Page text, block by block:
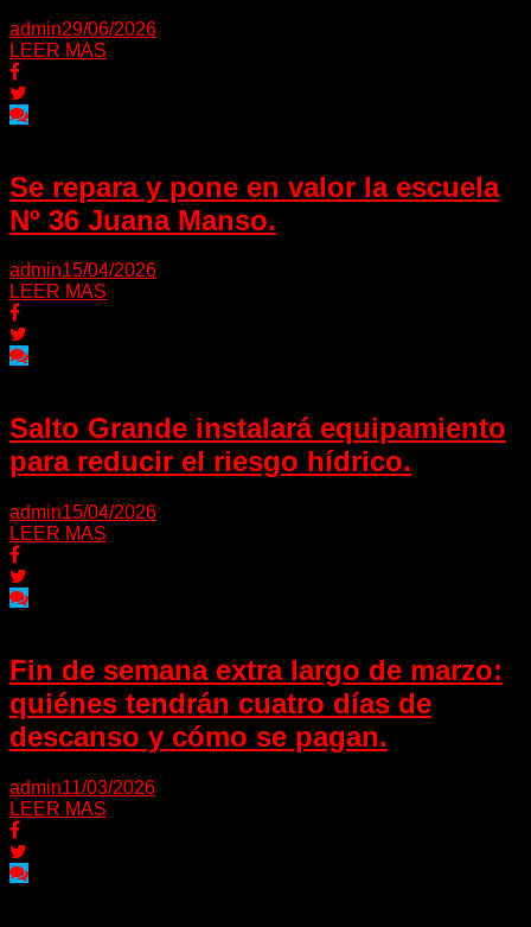
admin29/06/2026
LEER MAS
Se repara y pone en valor la escuela
Nº 36 Juana Manso.
admin15/04/2026
LEER MAS
Salto Grande instalará equipamiento
para reducir el riesgo hídrico.
admin15/04/2026
LEER MAS
Fin de semana extra largo de marzo:
quiénes tendrán cuatro días de
descanso y cómo se pagan.
admin11/03/2026
LEER MAS